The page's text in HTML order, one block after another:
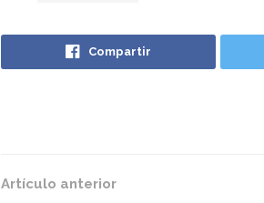
Compartir
Artículo anterior